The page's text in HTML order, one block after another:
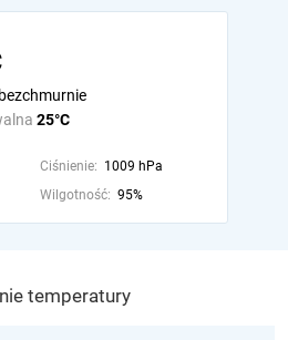
25°C
Ciśnienie: 1009 hPa
Wilgotność: 95%
temperatury